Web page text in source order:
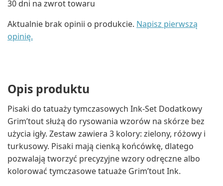
30 dni na zwrot towaru
Aktualnie brak opinii o produkcie. Napisz pierwszą
opinię.
Opis produktu
Pisaki do tatuaży tymczasowych Ink-Set Dodatkowy
Grim’tout służą do rysowania wzorów na skórze bez
użycia igły. Zestaw zawiera 3 kolory: zielony, różowy i
turkusowy. Pisaki mają cienką końcówkę, dlatego
pozwalają tworzyć precyzyjne wzory odręczne albo
kolorować tymczasowe tatuaże Grim’tout Ink.